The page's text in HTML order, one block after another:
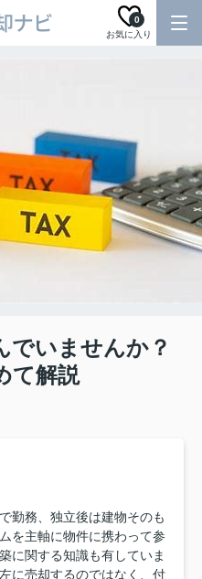
お気に入り
0
でいませんか？
て解説
勤務、独立後は建物そのも
を主軸に物件に携わって参
に関する知識も有していま
に売却するのではなく、付